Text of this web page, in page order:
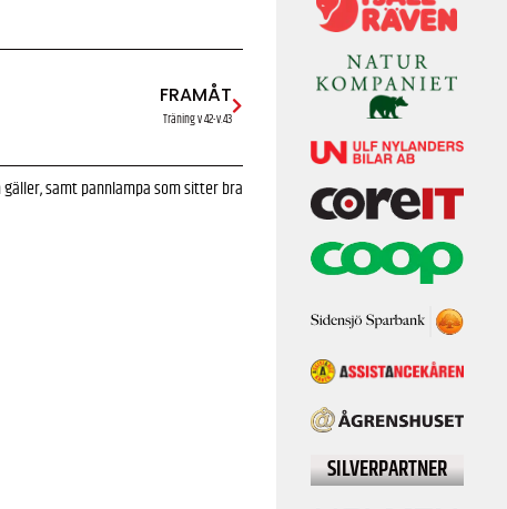
FRAMÅT
Träning v 42-v.43
samt pannlampa som sitter bra
SILVERPARTNER